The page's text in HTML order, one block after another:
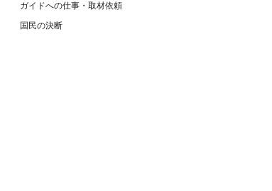
ガイドへの仕事・取材依頼
国民の決断